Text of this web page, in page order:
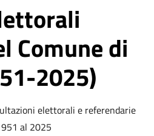
Comune di
2025)
elettorali e referendarie
al 2025